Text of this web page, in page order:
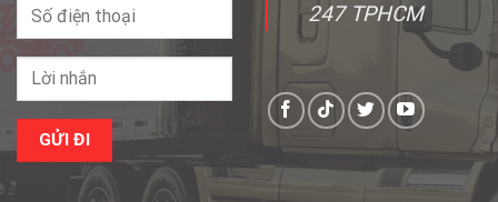
247 TPHCM